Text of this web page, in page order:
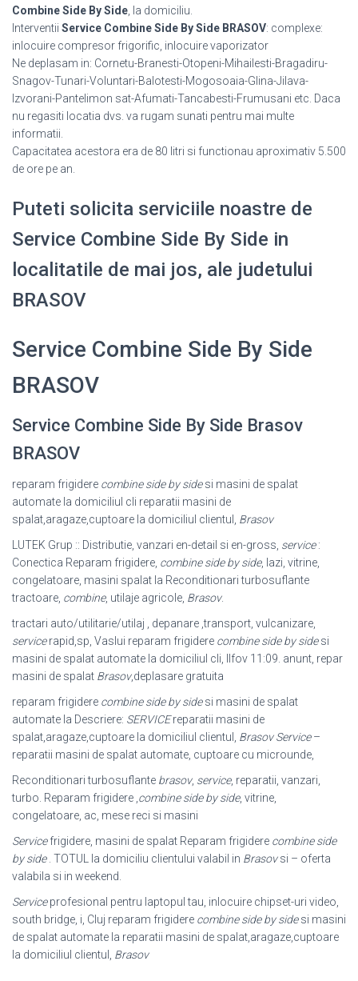
Combine Side By Side , la domiciliu.
Interventii Service Combine Side By Side BRASOV: complexe:
inlocuire compresor frigorific, inlocuire vaporizator
Ne deplasam in: Cornetu-Branesti-Otopeni-Mihailesti-Bragadiru-
Snagov-Tunari-Voluntari-Balotesti-Mogosoaia-Glina-Jilava-
Izvorani-Pantelimon sat-Afumati-Tancabesti-Frumusani etc. Daca
nu regasiti locatia dvs. va rugam sunati pentru mai multe
informatii.
Capacitatea acestora era de 80 litri si functionau aproximativ 5.500
de ore pe an.
Puteti solicita serviciile noastre de
Service Combine Side By Side in
localitatile de mai jos, ale judetului
BRASOV
Service Combine Side By Side
BRASOV
Service Combine Side By Side Brasov
BRASOV
reparam frigidere combine side by sidesi masini de spalat
automate la domiciliul cli reparatii masini de
spalat,aragaze,cuptoare la domiciliul clientul, Brasov
LUTEK Grup :: Distributie, vanzari en-detail si en-gross, service:
Conectica Reparam frigidere, combine side by side, lazi, vitrine,
congelatoare, masini spalat la Reconditionari turbosuflante
tractoare, combine, utilaje agricole, Brasov.
tractari auto/utilitarie/utilaj , depanare ,transport, vulcanizare,
servicerapid,sp, Vaslui reparam frigidere combine side by sidesi
masini de spalat automate la domiciliul cli, Ilfov 11:09. anunt, repar
masini de spalat Brasov,deplasare gratuita
reparam frigidere combine side by sidesi masini de spalat
automate la Descriere: SERVICEreparatii masini de
spalat,aragaze,cuptoare la domiciliul clientul, Brasov Service–
reparatii masini de spalat automate, cuptoare cu microunde,
Reconditionari turbosuflante brasov, service, reparatii, vanzari,
turbo. Reparam frigidere , combine side by side, vitrine,
congelatoare, ac, mese reci si masini
Servicefrigidere, masini de spalat Reparam frigidere combine side
by side. TOTUL la domiciliu clientului valabil in Brasovsi – oferta
valabila si in weekend.
Serviceprofesional pentru laptopul tau, inlocuire chipset-uri video,
south bridge, i , Cluj reparam frigidere combine side by sidesi masini
de spalat automate la reparatii masini de spalat,aragaze,cuptoare
la domiciliul clientul, Brasov